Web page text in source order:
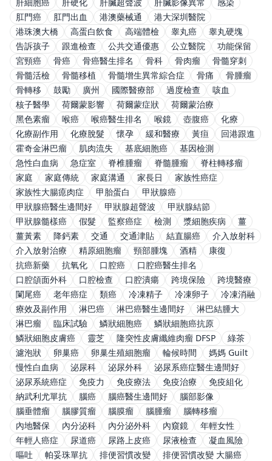
肛門癌
肛門出血 港澳藥械通
港大深圳醫院
港珠澳大橋
高蛋白飲食 高端體檢 睾丸癌
睾丸硬塊
告訴孩子
跟進檢查 公共交通優惠 公立醫院
功能保留
宮頸癌
骨癌 骨癌醫生排名 骨科 骨肉瘤
骨髓穿刺
骨髓活檢
骨髓移植 骨髓增生異常綜合症 骨痛
骨腫瘤
骨轉移
鼓勵 廣州 國際醫療部 過度檢查
咳血
核子醫學
荷爾蒙影響 荷爾蒙症狀
荷爾蒙治療
黑色素瘤
喉癌 喉癌醫生排名 喉鏡 壺腹癌
化療
化療副作用
化療脫髮 懷孕 緩和醫療 黃疸
回港跟進
霍奇金淋巴瘤
肌肉流失 基底細胞癌
基因檢測
急性白血病
急症室 脊椎腫瘤 脊髓腫瘤
脊柱轉移瘤
家庭
家庭傳統 家庭溝通 家長日
家族性癌症
家族性大腸瘜肉症
甲胎蛋白
甲狀腺癌
甲狀腺癌醫生邊間好
甲狀腺超聲波
甲狀腺結節
甲狀腺髓樣癌
假髮 監察癌症 檢測 漿細胞疾病
薑
薑黃素
降鈣素 交通 交通津貼 結直腸癌
介入放射科
介入放射治療
精原細胞瘤 頸部腫塊 酒精
康復
抗癌新藥
抗氧化 口腔癌
口腔癌醫生排名
口腔頜面外科
口腔檢查 口腔潰瘍 跨境保險
跨境醫療
闌尾癌
老年癌症 類癌 冷凍精子 冷凍卵子
冷凍消融
療效及副作用
淋巴癌 淋巴癌醫生邊間好
淋巴結腫大
淋巴瘤
臨床試驗 鱗狀細胞癌
鱗狀細胞癌抗原
鱗狀細胞皮膚癌
靈芝 隆突性皮膚纖維肉瘤 DFSP
綠茶
濾泡狀
卵巢癌 卵巢生殖細胞瘤 輪候時間
媽媽 Guilt
慢性白血病
泌尿科 泌尿外科
泌尿系癌症醫生邊間好
泌尿系統癌症
免疫力 免疫療法 免疫治療
免疫組化
納武利尤單抗
腦癌 腦癌醫生邊間好
腦部影像
腦垂體瘤
腦膠質瘤 腦膜瘤 腦腫瘤
腦轉移瘤
內地醫保
內分泌科 內分泌外科 內窺鏡
年輕女性
年輕人癌症
尿道癌 尿路上皮癌 尿液檢查
凝血風險
嘔吐
帕妥珠單抗 排便習慣改變
排便習慣改變 大腸癌